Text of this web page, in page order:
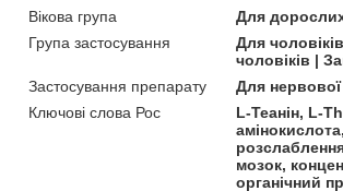
Вікова група
Для
Група застосування
Для
чоловіків |
Застосування препарату
Для
Ключові слова Рос
L-Теанін, L-
амінокислота,
мозок,
органічний